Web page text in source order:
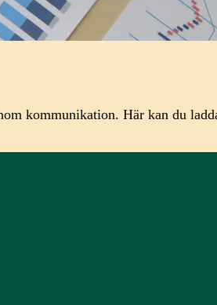
kommunikation. Här kan du